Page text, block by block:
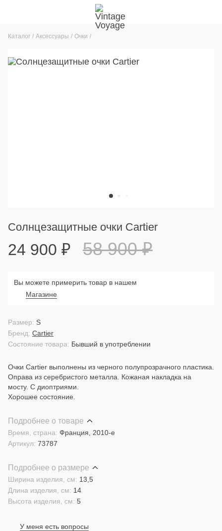
Каталог Аксессуары Очки
Солнцезащитные очки Cartier
24 900 ₽ 58 900₽
Вы можете примерить товар в нашем
Магазине
Состояние товара: Бывший в употреблении
Бренд: Cartier
Размер: S
Очки Cartier выполнены из черного полупрозрачного пластика.
Оправа из серебристого металла. Кожаная накладка на
мосту. С диоптриями.
Хорошее состояние.
Подробнее о товаре
Время, страна: Франция, 2010-е
Артикул: 73787
Подробнее о размере
Высота изделия, см: 5
Длина изделия, см: 14
Ширина изделия, см: 13,5
У меня есть вопросы